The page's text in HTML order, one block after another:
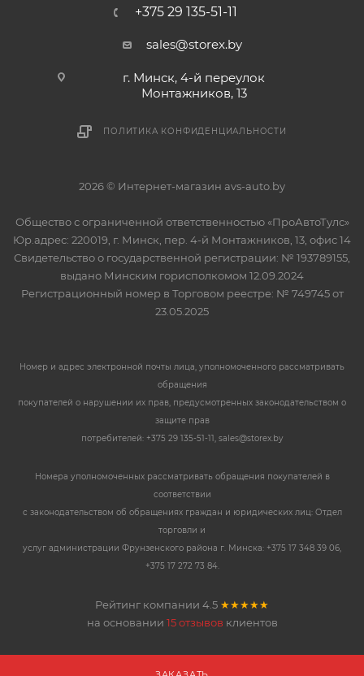
+375 29 135-51-11
sales@storex.by
г. Минск, 4-й переулок
Монтажников, 13
ПОЛИТИКА КОНФИДЕНЦИАЛЬНОСТИ
2026 © Интернет-магазин avs-auto.by
Общество с ограниченной ответственностью «ПроАвтоТулс»
Юр.адрес: 220019, г. Минск, пер. 4-й Монтажников, 13, офис 14
Свидетельство о государственной регистрации: № 193789155,
выдано Минским горисполкомом 12.09.2024
Регистрационный номер в Торговом реестре: № 749745 от
23.05.2025
Номер и адрес электронной почты лица, уполномоченного рассматривать
обращения
покупателей о нарушении их прав, предусмотренных законодательством о
защите прав
потребителей: +375 29 135-51-11, sales@storex.by
Номера уполномоченных рассматривать обращения покупателей в
соответствии
с законодательством об обращениях граждан и юридических лиц: Отдел
торговли и
услуг администрации Фрунзенского района г. Минска: +375 17 348 39 06,
+375 17 272 73 84.
Рейтинг компании 4.5 ★★★★★
на основании 15 отзывов клиентов